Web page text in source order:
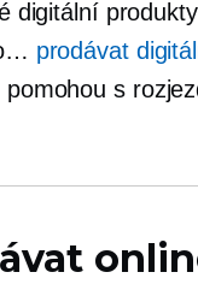
digitální
prodávat
s